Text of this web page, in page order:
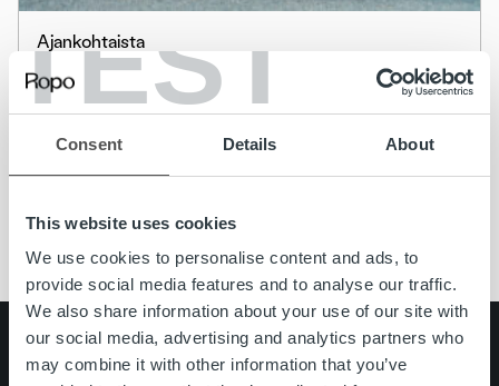
TEST
Consent Details About
This website uses cookies
We use cookies to personalise content and ads, to
provide social media features and to analyse our traffic.
We also share information about your use of our site with
our social media, advertising and analytics partners who
may combine it with other information that you’ve
Ajankohtaista
Etelä-Savon hyvinvointialue Eloisa valitsi
Ropon laskutuskumppanikseen
Search for: